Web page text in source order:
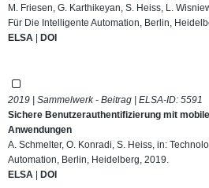
M. Friesen, G. Karthikeyan, S. Heiss, L.
Für Die Intelligente Automation, Berlin,
ELSA | DOI
2019 | Sammelwerk - Beitrag | ELSA-ID: 5591
Sichere Benutzerauthentifizierung mit
Anwendungen
A. Schmelter, O. Konradi, S. Heiss, in:
Automation, Berlin, Heidelberg, 2019.
ELSA | DOI